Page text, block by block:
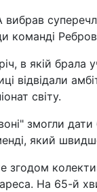
команді
в якій брала
відвідали
світу.
змогли
який
згодом
На 65-й